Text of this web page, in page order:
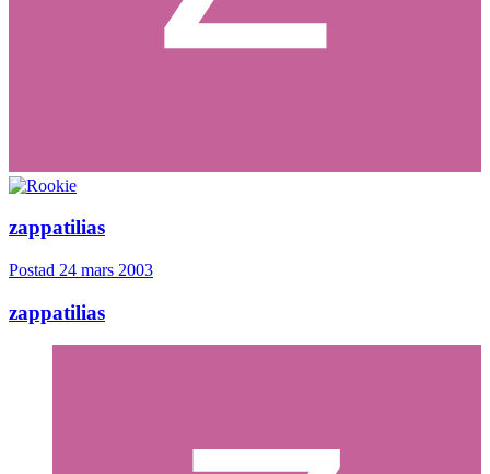
zappatilias
Postad 24 mars 2003
zappatilias